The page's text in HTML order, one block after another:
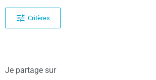
Critères
Je partage sur